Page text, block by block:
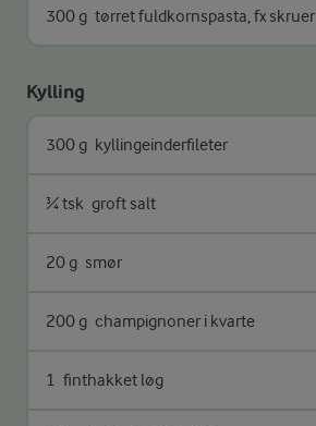
300 g tørret fuldkornspasta, fx skruer
Kylling
300 g kyllingeinderfileter
¾ tsk groft salt
20 g smør
200 g champignoner i kvarte
1 finthakket løg